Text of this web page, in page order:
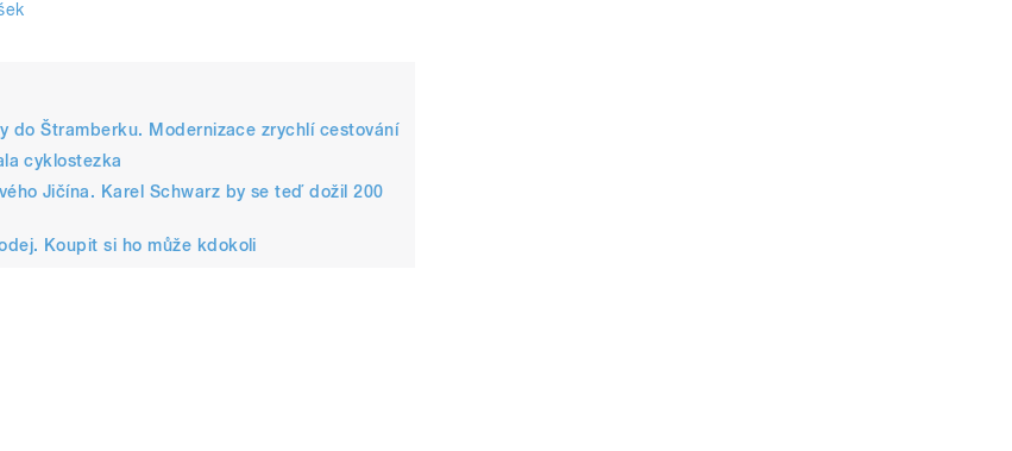
do Štramberku. Modernizace zrychlí cestování
cyklostezka
Jičína. Karel Schwarz by se teď dožil 200
Koupit si ho může kdokoli